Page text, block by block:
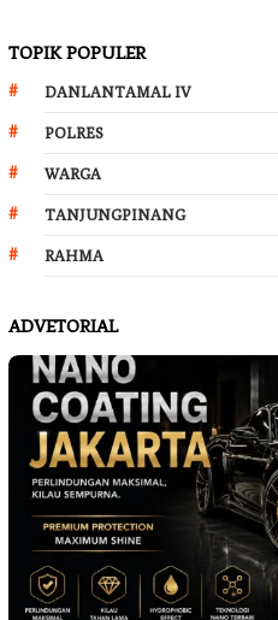
TOPIK POPULER
DANLANTAMAL IV
POLRES
WARGA
TANJUNGPINANG
RAHMA
ADVETORIAL